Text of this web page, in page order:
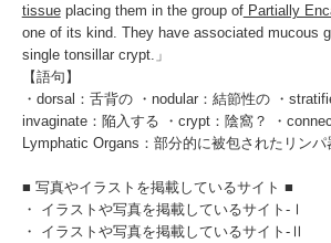
tissueplacing them in the group ofPartially
one of its kind. They have associated mucous
single tonsillar crypt.」
【語句】
・dorsal：舌背の ・nodular：結節性の ・
invaginate：陥入する ・crypt：陰窩？ ・
Lymphatic Organs：部分的に被包されたリン
■ 写真やイラストを掲載しているサイト ■
・ イラストや写真を掲載しているサイト-Ⅰ
・ イラストや写真を掲載しているサイト-Ⅱ